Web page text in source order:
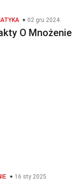
02 gru 2024
O Mnożenie
16 sty 2025